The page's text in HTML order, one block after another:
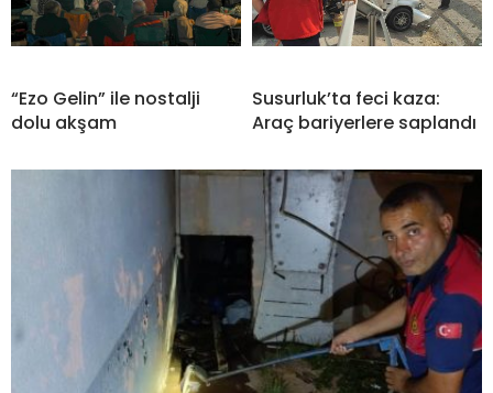
“Ezo Gelin” ile nostalji
dolu akşam
Susurluk’ta feci kaza:
Araç bariyerlere saplandı